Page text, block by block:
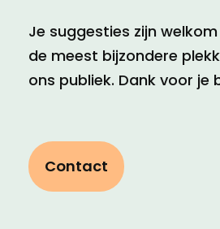
Je suggesties zijn
de meest bijzondere
ons publiek. Dank voor je
Contact